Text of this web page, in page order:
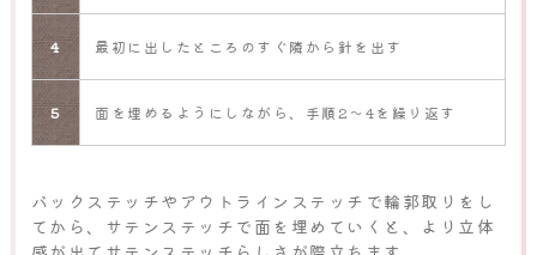
4 最初に出したところのすぐ隣から針を出す
5 面を埋めるようにしながら、手順2～4を繰り返す
バックステッチやアウトラインステッチで輪郭取りをし
てから、サテンステッチで面を埋めていくと、より立体